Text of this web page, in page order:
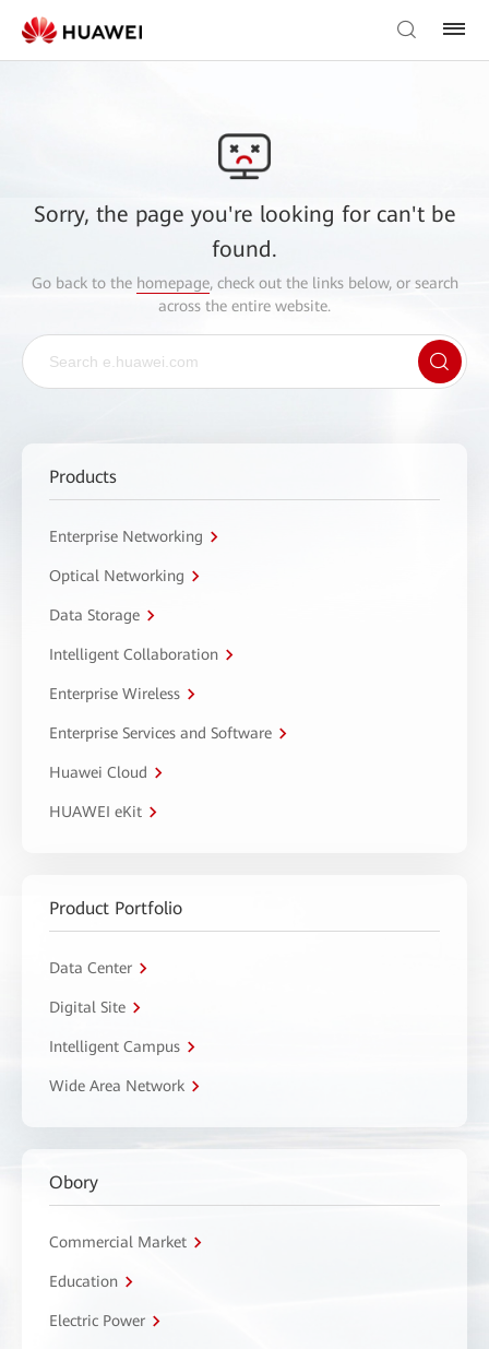
Sorry, the page you're looking for can't be
found.
Go back to the homepage, check out the links below, or search
across the entire website.
Products
Enterprise Networking
Optical Networking
Data Storage
Intelligent Collaboration
Enterprise Wireless
Enterprise Services and Software
Huawei Cloud
HUAWEI eKit
Product Portfolio
Data Center
Digital Site
Intelligent Campus
Wide Area Network
Obory
Commercial Market
Education
Electric Power